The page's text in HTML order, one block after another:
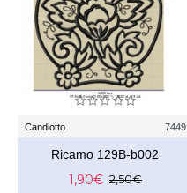
Candiotto 7449
Ricamo 129B-b002
1,90€ 2,50€